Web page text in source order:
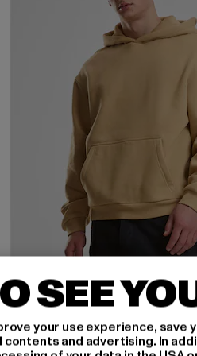
URBAN CLASSICS
Fluffy
28,99 EUR
Derzeitiger Preis: 28,99 EUR
49,99 EUR
SEE
your use experience,
and advertising. In